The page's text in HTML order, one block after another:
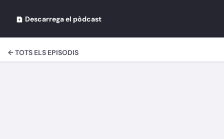
Descarrega el pòdcast
← TOTS ELS EPISODIS